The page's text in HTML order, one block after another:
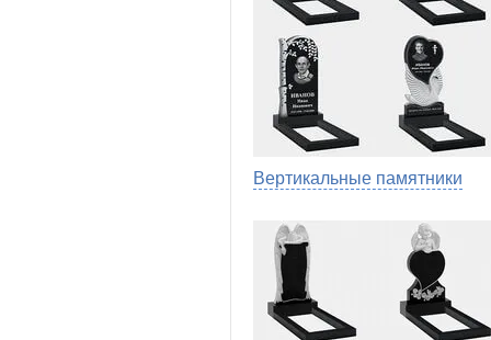
Вертикальные памятники